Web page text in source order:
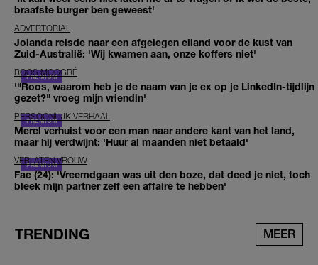
braafste burger ben geweest'
ADVERTORIAL
Jolanda reisde naar een afgelegen eiland voor de kust van
Zuid-Australië: 'Wij kwamen aan, onze koffers niet'
ROOS MOGGRÉ
'"Roos, waarom heb je de naam van je ex op je LinkedIn-tijdlijn
gezet?" vroeg mijn vriendin'
PERSOONLIJK VERHAAL
Merel verhuist voor een man naar andere kant van het land,
maar hij verdwijnt: 'Huur al maanden niet betaald'
VERLATEN VROUW
Fae (24): 'Vreemdgaan was uit den boze, dat deed je niet, toch
bleek mijn partner zelf een affaire te hebben'
TRENDING MEER